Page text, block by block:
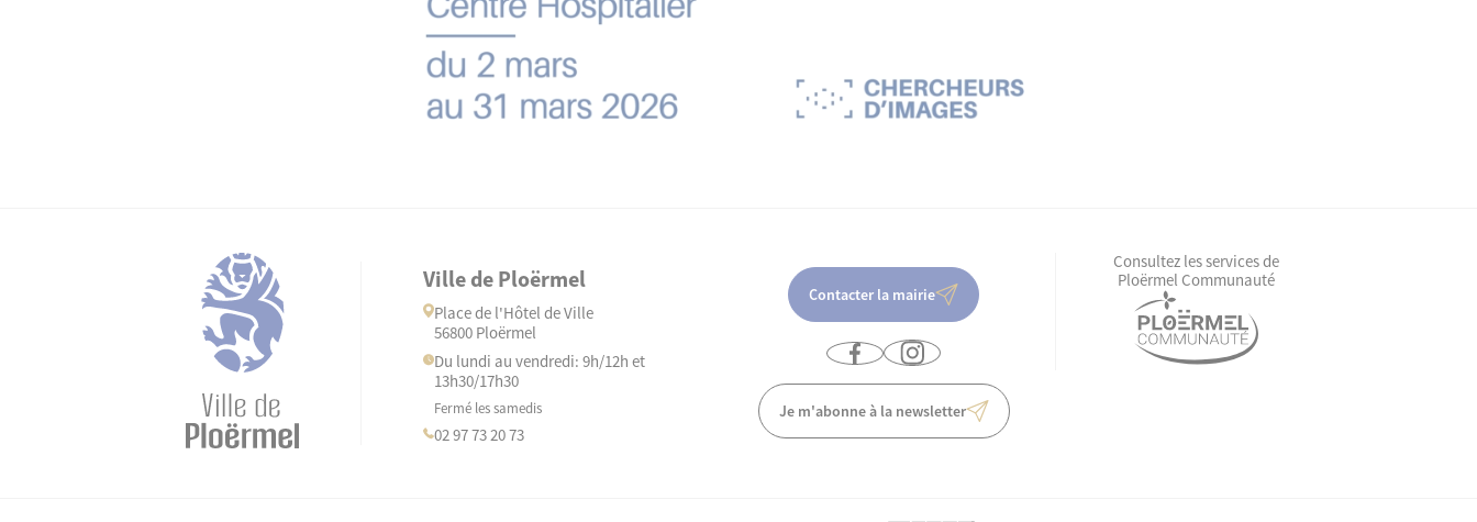
Ville de Ploërmel
Place de l'Hôtel de Ville
56800 Ploërmel
Du lundi au vendredi: 9h/12h et
13h30/17h30
Fermé les samedis
02 97 73 20 73
Contacter la mairie
Je m'abonne à la newsletter
Consultez les services de
Ploërmel Communauté